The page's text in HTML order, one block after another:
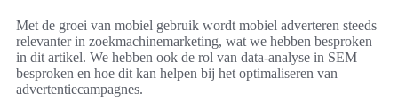
Met de groei van mobiel gebruik wordt mobiel adverteren steeds
relevanter in zoekmachinemarketing, wat we hebben besproken
in dit artikel. We hebben ook de rol van data-analyse in SEM
besproken en hoe dit kan helpen bij het optimaliseren van
advertentiecampagnes.